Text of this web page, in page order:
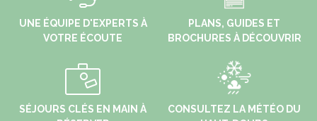
UNE ÉQUIPE D'EXPERTS À
VOTRE ÉCOUTE
PLANS, GUIDES ET
BROCHURES À DÉCOUVRIR
SÉJOURS CLÉS EN MAIN À
CONSULTEZ LA MÉTÉO DU